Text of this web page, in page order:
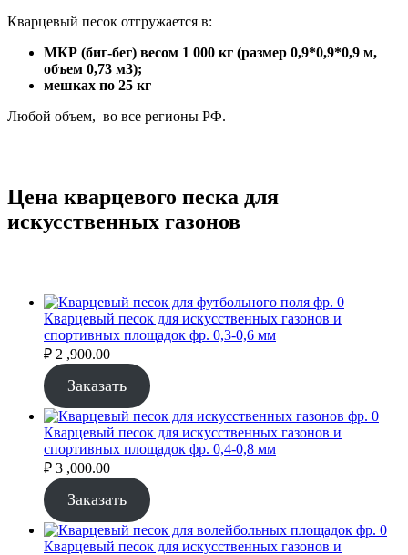
Кварцевый песок отгружается в:
МКР (биг-бег) весом 1 000 кг (размер 0,9*0,9*0,9 м,
объем 0,73 м3);
мешках по 25 кг
Любой объем, во все регионы РФ.
Цена кварцевого песка для
искусственных газонов
Кварцевый песок для искусственных газонов и
спортивных площадок фр. 0,3-0,6 мм
₽ 2 ,900.00
Заказать
Кварцевый песок для искусственных газонов и
спортивных площадок фр. 0,4-0,8 мм
₽ 3 ,000.00
Заказать
Кварцевый песок для искусственных газонов и